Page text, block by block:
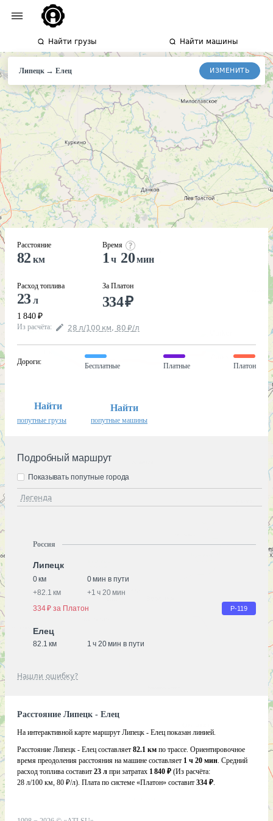
Найти грузы Найти машины
Липецк→Елец ИЗМЕНИТЬ
Расстояние
82 км
Расход топлива
23л
1 840 ₽
Время
1 ч 20мин
За Платон
334₽
Из расчёта: 28 л/100 км, 80 ₽/л
Дороги:
Бесплатные Платные Платон
Найти
попутные грузы
Найти
попутные машины
Подробный маршрут
Легенда
Показывать попутные города
Россия
Липецк
0 км
0 мин в пути
+82.1 км +1 ч 20 мин
334 ₽ за Платон
Р-119
Елец
82.1 км 1 ч 20 мин в пути
Нашли ошибку?
Расстояние Липецк - Елец
На интерактивной карте маршрут Липецк - Елец показан линией.
Расстояние Липецк - Елец составляет 82.1 км по трассе. Ориентировочное
время преодоления расстояния на машине составляет 1 ч 20 мин. Средний
расход топлива составит 23 л при затратах 1 840 ₽ (Из расчёта:
28 л/100 км, 80 ₽/л). Плата по системе «Платон» составит 334 ₽.